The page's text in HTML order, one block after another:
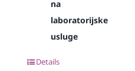
na
laboratorijske
usluge
Details